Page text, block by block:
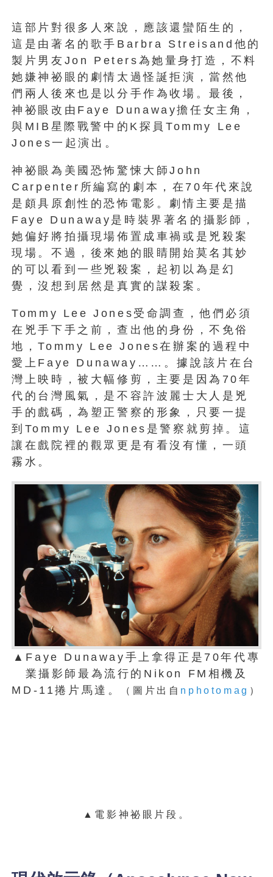
這部片對很多人來說，應該還蠻陌生的，
這是由著名的歌手Barbra Streisand他的
製片男友Jon Peters為她量身打造，不料
她嫌神祕眼的劇情太過怪誕拒演，當然他
們兩人後來也是以分手作為收場。最後，
神祕眼改由Faye Dunaway擔任女主角，
與MIB星際戰警中的K探員Tommy Lee
Jones一起演出。
神祕眼為美國恐怖驚悚大師John
Carpenter所編寫的劇本，在70年代來說
是頗具原創性的恐怖電影。劇情主要是描
Faye Dunaway是時裝界著名的攝影師，
她偏好將拍攝現場佈置成車禍或是兇殺案
現場。不過，後來她的眼睛開始莫名其妙
的可以看到一些兇殺案，起初以為是幻
覺，沒想到居然是真實的謀殺案。
Tommy Lee Jones受命調查，他們必須
在兇手下手之前，查出他的身份，不免俗
地，Tommy Lee Jones在辦案的過程中
愛上Faye Dunaway……。據說該片在台
灣上映時，被大幅修剪，主要是因為70年
代的台灣風氣，是不容許波麗士大人是兇
手的戲碼，為塑正警察的形象，只要一提
到Tommy Lee Jones是警察就剪掉。這
讓在戲院裡的觀眾更是有看沒有懂，一頭
霧水。
▲Faye Dunaway手上拿得正是70年代專
業攝影師最為流行的Nikon FM相機及
MD-11捲片馬達。
（圖片出自 nphotomag ）
▲電影神祕眼片段。